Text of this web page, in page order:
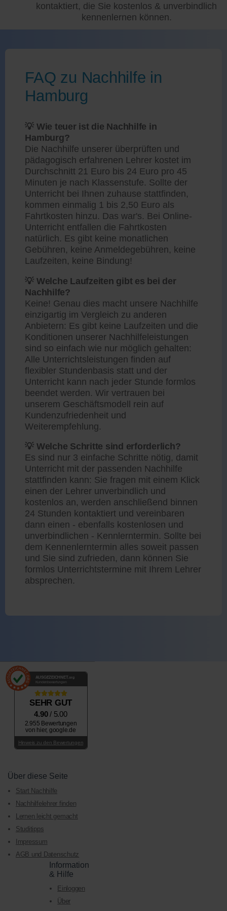
kontaktiert, die Sie kostenlos & unverbindlich
kennenlernen können.
FAQ zu Nachhilfe in
Hamburg
💡 Wie teuer ist die Nachhilfe in
Hamburg?
Die Nachhilfe unserer überprüften und
pädagogisch erfahrenen Lehrer kostet im
Durchschnitt 21 Euro bis 24 Euro pro 45
Minuten je nach Klassenstufe. Sollte der
Unterricht bei Ihnen zuhause stattfinden,
kommen einmalig 1 bis 2,50 Euro als
Fahrtkosten hinzu. Das war's. Bei Online-
Unterricht entfallen die Fahrtkosten
natürlich. Es gibt keine monatlichen
Gebühren, keine Anmeldegebühren, keine
Laufzeiten, keine Bindung!
💡 Welche Laufzeiten gibt es bei der
Nachhilfe?
Keine! Genau dies macht unsere Nachhilfe
einzigartig im Vergleich zu anderen
Anbietern: Es gibt keine Laufzeiten und die
Konditionen unserer Nachhilfeleistungen
sind so einfach wie nur möglich gehalten:
Alle Unterrichtsleistungen finden auf
flexibler Stundenbasis statt und der
Unterricht kann nach jeder Stunde formlos
beendet werden. Wir vertrauen bei
unserem Geschäftsmodell rein auf
Kundenzufriedenheit und
Weiterempfehlung.
💡 Welche Schritte sind erforderlich?
Es sind nur 3 einfache Schritte nötig, damit
Unterricht mit der passenden Nachhilfe
stattfinden kann: Sie fragen mit einem Klick
einen der Lehrer unverbindlich und
kostenlos an, werden anschließend binnen
24 Stunden kontaktiert und vereinbaren
dann einen - ebenfalls kostenlosen und
unverbindlichen - Kennlerntermin. Sollte bei
dem Kennenlerntermin alles soweit passen
und Sie sind zufrieden, dann können Sie
formlos Unterrichtstermine mit Ihrem Lehrer
absprechen.
AUSGEZEICHNET .org
Kundenbewertungen
SEHR GUT
4.90/ 5.00
2.955 Bewertungen
von hier, google.de
Hinweis zu den Bewertungen
Über diese Seite
Start Nachhilfe
Nachhilfelehrer finden
Lernen leicht gemacht
Studitipps
Impressum
AGB und Datenschutz
Information
& Hilfe
Einloggen
Über